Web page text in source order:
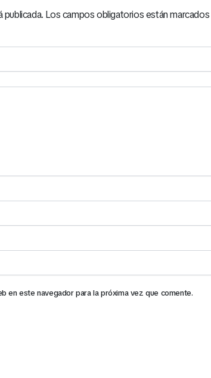
publicada. Los campos obligatorios están
en este navegador para la próxima vez que comente.